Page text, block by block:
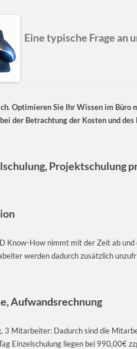
Eine typische Frage an
Optimieren Sie Ihr Wissen im Büro
der Betrachtung der Kosten und des
Projektschulung
Know-How nimmt mit der Zeit ab
werden dadurch zusätzlich
Aufwandsrechnung
3 Mitarbeiter: Dadurch sind die
Einzelschulung liegen bei 990,00€